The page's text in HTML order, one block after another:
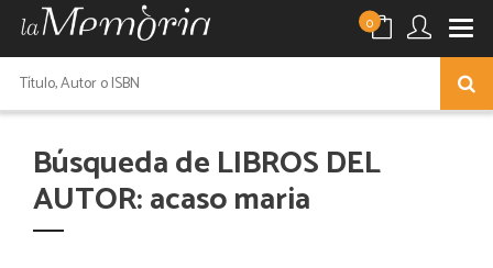
0
Búsqueda de LIBROS DEL
AUTOR: acaso maria